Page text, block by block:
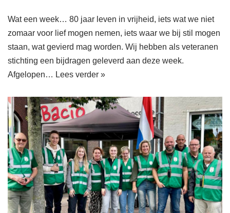
Wat een week… 80 jaar leven in vrijheid, iets wat we niet
zomaar voor lief mogen nemen, iets waar we bij stil mogen
staan, wat gevierd mag worden. Wij hebben als veteranen
stichting een bijdragen geleverd aan deze week.
Afgelopen… Lees verder »